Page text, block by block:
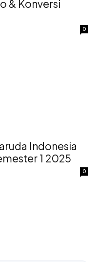
& Konversi
0
Indonesia
1 2025
0